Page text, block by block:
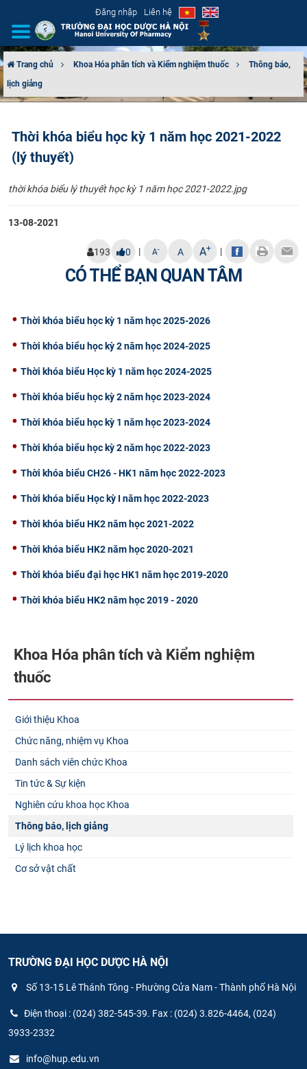
Đăng nhập Liên hệ
GIỚI THIỆU
TUYỂN SINH
ĐÀO TẠO
ĐẢM BẢO CHẤT LƯỢNG
KHOA HỌC CÔNG NGHỆ
CỰU NGƯỜI HỌC
Trang chủ Khoa Hóa phân tích và Kiểm nghiệm thuốc
Thông báo,
lịch giảng
Thời khóa biểu học kỳ 1 năm học 2021-2022
(lý thuyết)
​thời khóa biểu lý thuyết học kỳ 1 năm học 2021-2022.jpg
13-08-2021
193 0 | A- A A+ |
CÓ THỂ BẠN QUAN TÂM
Thời khóa biểu học kỳ 1 năm học 2025-2026
Thời khóa biểu học kỳ 2 năm học 2024-2025
Thời khóa biểu Học kỳ 1 năm học 2024-2025
Thời khóa biểu học kỳ 2 năm học 2023-2024
Thời khóa biểu học kỳ 1 năm học 2023-2024
Thời khóa biểu học kỳ 2 năm học 2022-2023
Thời khóa biểu CH26 - HK1 năm học 2022-2023
Thời khóa biểu Học kỳ I năm học 2022-2023
Thời khóa biểu HK2 năm học 2021-2022
Thời khóa biểu HK2 năm học 2020-2021
Thời khóa biểu đại học HK1 năm học 2019-2020
Thời khóa biểu HK2 năm học 2019 - 2020
Khoa Hóa phân tích và Kiểm nghiệm
thuốc
Giới thiệu Khoa
Chức năng, nhiệm vụ Khoa
Danh sách viên chức Khoa
Tin tức & Sự kiện
Nghiên cứu khoa học Khoa
Thông báo, lịch giảng
Lý lịch khoa học
Cơ sở vật chất
TRƯỜNG ĐẠI HỌC DƯỢC HÀ NỘI
Số 13-15 Lê Thánh Tông - Phường Cửa Nam - Thành phố Hà Nội
Điện thoại : (024) 382-545-39. Fax : (024) 3.826-4464, (024)
3933-2332
info@hup.edu.vn